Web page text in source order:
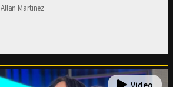
Allan Martinez